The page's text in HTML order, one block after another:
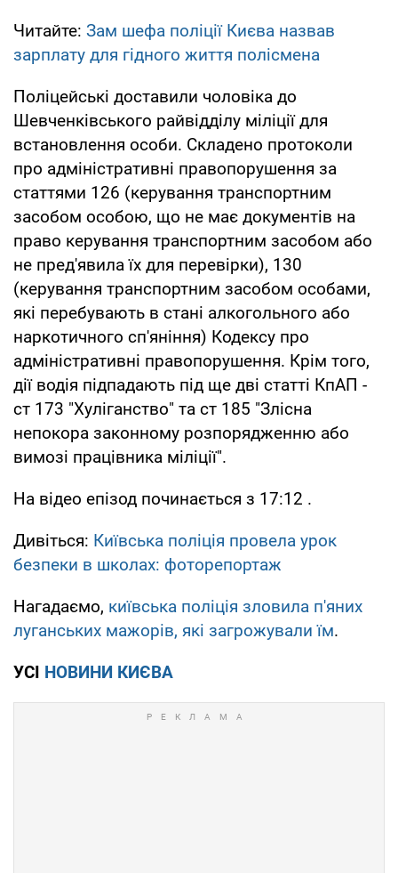
Читайте: Зам шефа поліції Києва назвав
зарплату для гідного життя полісмена
Поліцейські доставили чоловіка до
Шевченківського райвідділу міліції для
встановлення особи. Складено протоколи
про адміністративні правопорушення за
статтями 126 (керування транспортним
засобом особою, що не має документів на
право керування транспортним засобом або
не пред'явила їх для перевірки), 130
(керування транспортним засобом особами,
які перебувають в стані алкогольного або
наркотичного сп'яніння) Кодексу про
адміністративні правопорушення. Крім того,
дії водія підпадають під ще дві статті КпАП -
ст 173 "Хуліганство" та ст 185 "Злісна
непокора законному розпорядженню або
вимозі працівника міліції".
На відео епізод починається з 17:12 .
Дивіться: Київська поліція провела урок
безпеки в школах: фоторепортаж
Нагадаємо, київська поліція зловила п'яних
луганських мажорів, які загрожували їм.
УСІ НОВИНИ КИЄВА